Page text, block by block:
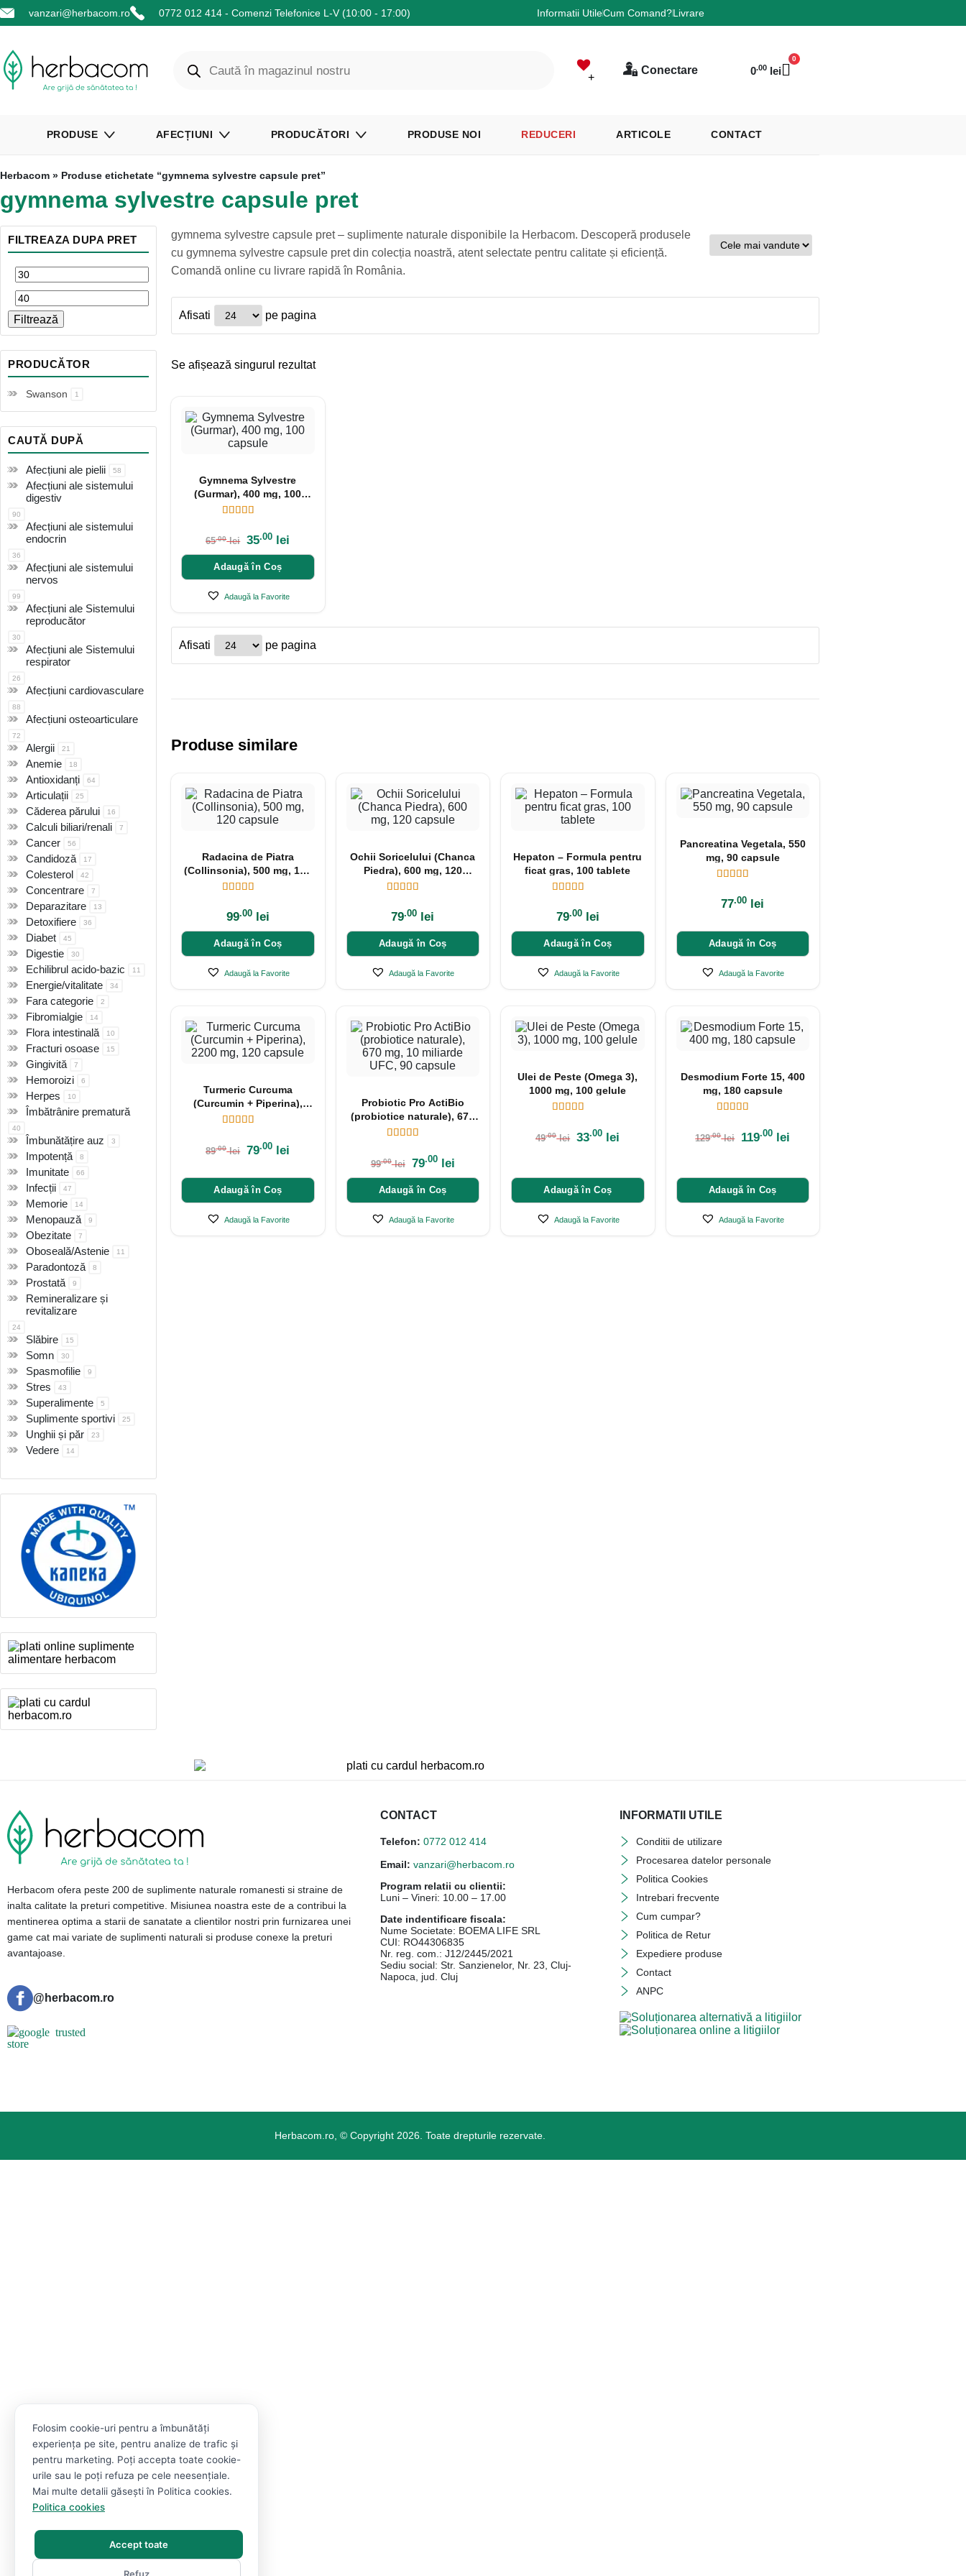
vanzari@herbacom.ro 0772 012 414 - Comenzi Telefonice L-V (10:00 - 17:00) Informatii UtileCum Comand?Livrare
+
Conectare 0.00 lei
0
PRODUSE AFECȚIUNI PRODUCĂTORI PRODUSE NOI REDUCERI ARTICOLE CONTACT
Herbacom » Produse etichetate “gymnema sylvestre capsule pret”
gymnema sylvestre capsule pret
FILTREAZA DUPA PRET
Filtrează
PRODUCĂTOR
Swanson 1
CAUTĂ DUPĂ
Afecțiuni ale pielii 58
Afecțiuni ale sistemului
digestiv
90
Afecțiuni ale sistemului
endocrin
36
Afecțiuni ale sistemului
nervos
99
Afecțiuni ale Sistemului
reproducător
30
Afecțiuni ale Sistemului
respirator
26
Afecțiuni cardiovasculare
88
Afecțiuni osteoarticulare
72
Alergii 21
Anemie 18
Antioxidanți 64
Articulații 25
Căderea părului 16
Calculi biliari/renali 7
Cancer 56
Candidoză 17
Colesterol 42
Concentrare 7
Deparazitare 13
Detoxifiere 36
Diabet 45
Digestie 30
Echilibrul acido-bazic 11
Energie/vitalitate 34
Fara categorie 2
Fibromialgie 14
Flora intestinală 10
Fracturi osoase 15
Gingivită 7
Hemoroizi 6
Herpes 10
Îmbătrânire prematură
40
Îmbunătățire auz 3
Impotență 8
Imunitate 66
Infecții 47
Memorie 14
Menopauză 9
Obezitate 7
Oboseală/Astenie 11
Paradontoză 8
Prostată 9
Remineralizare și
revitalizare
24
Slăbire 15
Somn 30
Spasmofilie 9
Stres 43
Superalimente 5
Suplimente sportivi 25
Unghii și păr 23
Vedere 14
gymnema sylvestre capsule pret – suplimente naturale disponibile la Herbacom. Descoperă produsele
cu gymnema sylvestre capsule pret din colecția noastră, atent selectate pentru calitate și eficiență.
Comandă online cu livrare rapidă în România.
Afisati pe pagina
Se afișează singurul rezultat
Gymnema Sylvestre
(Gurmar), 400 mg, 100
capsule
65.00 lei 35.00 lei
Adaugă în Coș
Adaugă la Favorite
Afisati pe pagina
Produse similare
Radacina de Piatra
(Collinsonia), 500 mg, 120
capsule
99.00 lei
Adaugă în Coș
Adaugă la Favorite
Ochii Soricelului (Chanca
Piedra), 600 mg, 120
capsule
79.00 lei
Adaugă în Coș
Adaugă la Favorite
Hepaton – Formula pentru
ficat gras, 100 tablete
79.00 lei
Adaugă în Coș
Adaugă la Favorite
Pancreatina Vegetala, 550
mg, 90 capsule
77.00 lei
Adaugă în Coș
Adaugă la Favorite
Turmeric Curcuma
(Curcumin + Piperina),
2200 mg, 120 capsule
89.00 lei 79.00 lei
Adaugă în Coș
Adaugă la Favorite
Probiotic Pro ActiBio
(probiotice naturale), 670
mg, 10 miliarde UFC, 90
99.00 lei 79.00 lei
Adaugă în Coș
Adaugă la Favorite
Ulei de Peste (Omega 3),
1000 mg, 100 gelule
49.00 lei 33.00 lei
Adaugă în Coș
Adaugă la Favorite
Desmodium Forte 15, 400
mg, 180 capsule
129.00 lei 119.00 lei
Adaugă în Coș
Adaugă la Favorite
Herbacom ofera peste 200 de suplimente naturale romanesti si straine de
inalta calitate la preturi competitive. Misiunea noastra este de a contribui la
mentinerea optima a starii de sanatate a clientilor nostri prin furnizarea unei
game cat mai variate de suplimenti naturali si produse conexe la preturi
avantajoase.
@herbacom.ro
CONTACT
Telefon:0772 012 414
Email:vanzari@herbacom.ro
Program relatii cu clientii:
Luni – Vineri: 10.00 – 17.00
Date indentificare fiscala:
Nume Societate: BOEMA LIFE SRL
CUI: RO44306835
Nr. reg. com.: J12/2445/2021
Sediu social: Str. Sanzienelor, Nr. 23, Cluj-
Napoca, jud. Cluj
INFORMATII UTILE
Conditii de utilizare
Procesarea datelor personale
Politica Cookies
Intrebari frecvente
Cum cumpar?
Politica de Retur
Expediere produse
Contact
ANPC
Herbacom.ro, © Copyright 2026. Toate drepturile rezervate.
Folosim cookie-uri pentru a îmbunătăți
experiența pe site, pentru analize de trafic și
pentru marketing. Poți accepta toate cookie-
urile sau le poți refuza pe cele neesențiale.
Mai multe detalii găsești în Politica cookies.
Politica cookies
Accept toate